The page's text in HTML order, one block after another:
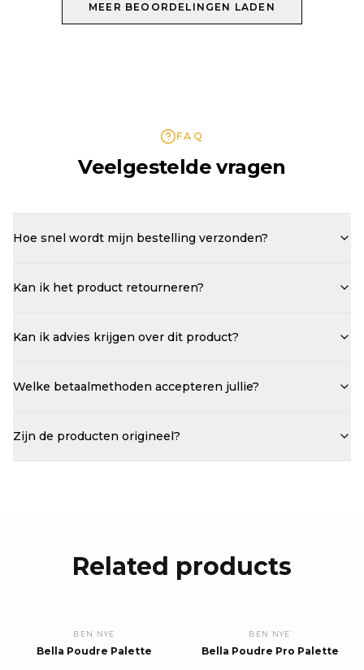
MEER BEOORDELINGEN LADEN
FAQ
Veelgestelde vragen
Hoe snel wordt mijn bestelling verzonden?
Kan ik het product retourneren?
Kan ik advies krijgen over dit product?
Welke betaalmethoden accepteren jullie?
Zijn de producten origineel?
Related products
BEN NYE
Bella Poudre Palette
BEN NYE
Bella Poudre Pro Palette